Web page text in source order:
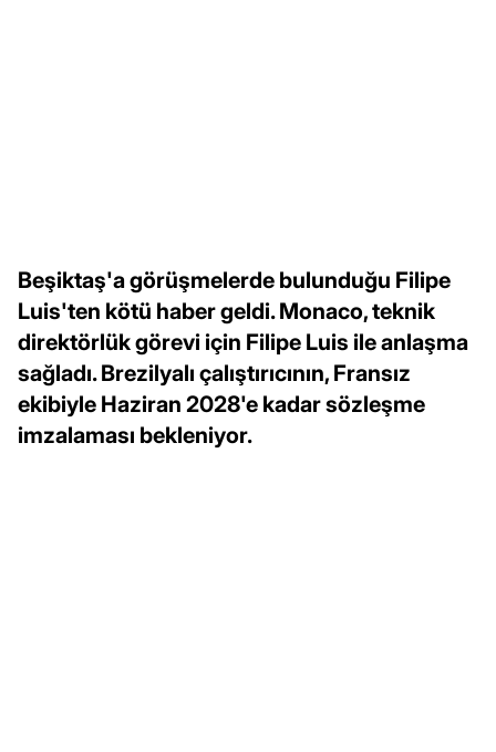
Beşiktaş'a görüşmelerde bulunduğu Filipe
Luis'ten kötü haber geldi. Monaco, teknik
direktörlük görevi için Filipe Luis ile anlaşma
sağladı. Brezilyalı çalıştırıcının, Fransız
ekibiyle Haziran 2028'e kadar sözleşme
imzalaması bekleniyor.